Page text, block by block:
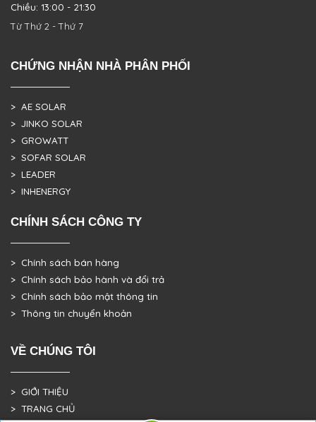
Chiều: 13:00 - 21:30
Từ Thứ 2 - Thứ 7
CHỨNG NHẬN NHÀ PHÂN PHỐI
> AE SOLAR
> JINKO SOLAR
> GROWATT
> SOFAR SOLAR
> LEADER
> INHENERGY
CHÍNH SÁCH CÔNG TY
> Chính sách bán hàng
> Chính sách bảo hành và đổi trả
> Chính sách bảo mật thông tin
> Thông tin chuyển khoản
VỀ CHÚNG TÔI
> GIỚI THIỆU
> TRANG CHỦ